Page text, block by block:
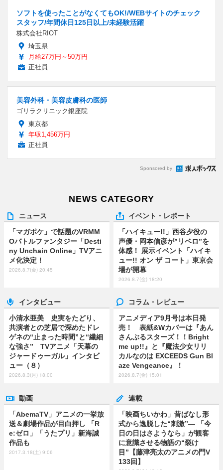
ソフトを使ったことがなくてもOK!/WEBサイトのチェック
スタッフ/年間休日125日以上/未経験活躍
株式会社RIOT
埼玉県
月給27万円～50万円
正社員
美容外科・美容皮膚科の医師
ゴリラクリニック銀座院
東京都
年収1,456万円
正社員
Sponsored by
NEWS CATEGORY
ニュース
「マガポケ」で話題のVRMM
Oバトルファンタジー「Desti
ny Unchain Online」TVアニ
メ化決定！
2026.8.7(金) 20:45
イベント・レポート
「ハイキュー!!」西谷夕役の
声優・岡本信彦が”リベロ”を
体感！ 展示イベント「ハイキ
ュー!! オン ザ コート」東京会
場が開幕
2026.8.7(金) 18:20
インタビュー
小清水亜美 史実をたどり、
共演者との芝居で深めたドレ
ゲネの“止まった時間”と“繊細
な強さ” TVアニメ「天幕の
ジャードゥーガル」インタビ
ュー（８）
2026.8.3(月) 18:00
コラム・レビュー
アニメディア9月号は本日発
売！ 表紙&Wカバーは『あん
さんぶるスターズ！！Bright
me up!!』と『魔法少女リリ
カルなのは EXCEEDS Gun Bl
aze Vengeance』！
2026.8.7(金) 15:01
動画
「AbemaTV」アニメの一挙放
送＆劇場作品が目白押し 「R
e:ゼロ」「うたプリ」新海誠
作品も
2017.3.18(土) 9:06
連載
「映画ちいかわ」昔ばなし形
式から逸脱した“刺激”― 「今
日の日はさようなら」が観客
に意識させる物語の“裂け
目”【藤津亮太のアニメの門V
133回】